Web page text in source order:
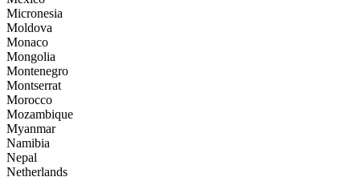
Micronesia
Moldova
Monaco
Mongolia
Montenegro
Montserrat
Morocco
Mozambique
Myanmar
Namibia
Nepal
Netherlands